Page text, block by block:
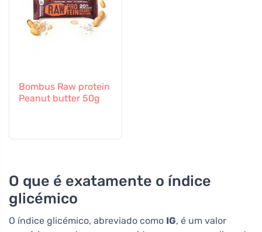
Bombus Raw protein
Peanut butter 50g
O que é exatamente o índice
glicémico
O índice glicémico, abreviado como IG, é um valor